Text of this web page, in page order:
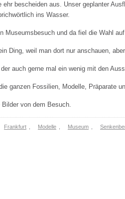
ehr bescheiden aus. Unser geplanter
ins Wasser.
Museumsbesuch und da fiel die Wahl
Ding, weil man dort nur anschauen,
auch gerne mal ein wenig mit den
ganzen Fossilien, Modelle, Präparate
Bilder von dem Besuch.
Frankfurt Modelle Museum